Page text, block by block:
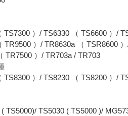
）/ TS6330 （ TS6600 ）/
）/ TR8630a （ TSR8600 ）
TR7500 ）/ TR703a / TR703
）/ TS8230 （ TS8200 ）/
TS5000)/ TS5030 ( TS5000 )/